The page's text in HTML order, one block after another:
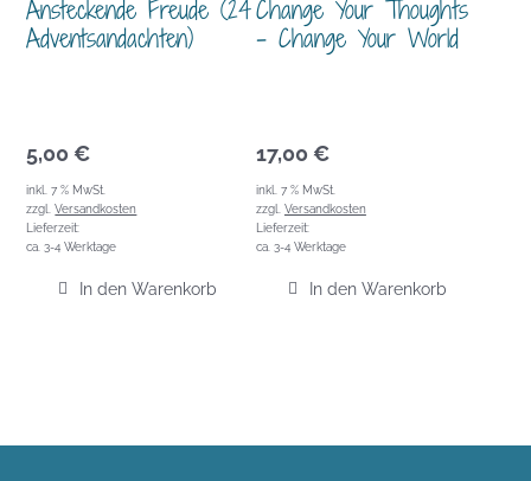
Ansteckende Freude (24
Adventsandachten)
5,00 €
inkl. 7 % MwSt.
zzgl.Versandkosten
Lieferzeit:
ca. 3-4 Werktage
In den Warenkorb
Change Your Thoughts
– Change Your World
17,00 €
inkl. 7 % MwSt.
zzgl. Versandkosten
Lieferzeit:
ca. 3-4 Werktage
In den Warenkorb